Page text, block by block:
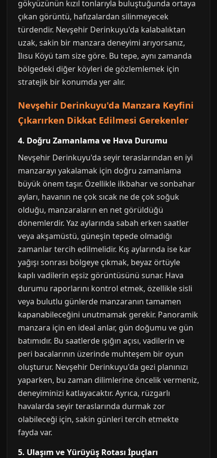
gökyüzünün kızıl tonlarıyla buluştuğunda ortaya
çıkan görüntü, hafızalardan silinmeyecek
türdendir. Nevşehir Derinkuyu'da kalabalıktan
uzak, sakin bir manzara deneyimi arıyorsanız,
Ilısu Köyü tam size göre. Bu tepe, aynı zamanda
bölgedeki diğer köyleri de gözlemlemek için
stratejik bir konumda yer alır.
Nevşehir Derinkuyu'da Manzara Keyfini
Çıkarırken Dikkat Edilmesi Gerekenler
4. Doğru Zamanlama ve Hava Durumu
Nevşehir Derinkuyu'da seyir teraslarından en iyi
manzarayı yakalamak için doğru zamanlama
büyük önem taşır. Özellikle ilkbahar ve sonbahar
ayları, havanın ne çok sıcak ne de çok soğuk
olduğu, manzaraların en net görüldüğü
dönemlerdir. Yaz aylarında sabah erken saatler
veya akşamüstü, güneşin tepede olmadığı
zamanlar tercih edilmelidir. Kış aylarında ise kar
yağışı sonrası bölgeye çıkmak, beyaz örtüyle
kaplı vadilerin eşsiz görüntüsünü sunar. Hava
durumu raporlarını kontrol etmek, özellikle sisli
veya bulutlu günlerde manzaranın tamamen
kapanabileceğini unutmamak gerekir. Panoramik
manzara için en ideal anlar, gün doğumu ve gün
batımıdır. Bu saatlerde ışığın açısı, vadilerin ve
peri bacalarının üzerinde muhteşem bir oyun
oluşturur. Nevşehir Derinkuyu'da gezi planınızı
yaparken, bu zaman dilimlerine öncelik vermeniz,
deneyiminizi katlayacaktır. Ayrıca, rüzgarlı
havalarda seyir teraslarında durmak zor
olabileceği için, sakin günleri tercih etmekte
fayda var.
5. Ulaşım ve Yürüyüş Rotası İpuçları